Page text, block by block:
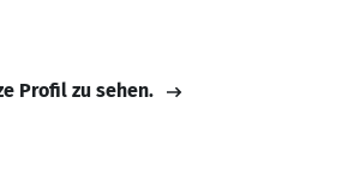
Profil zu sehen.